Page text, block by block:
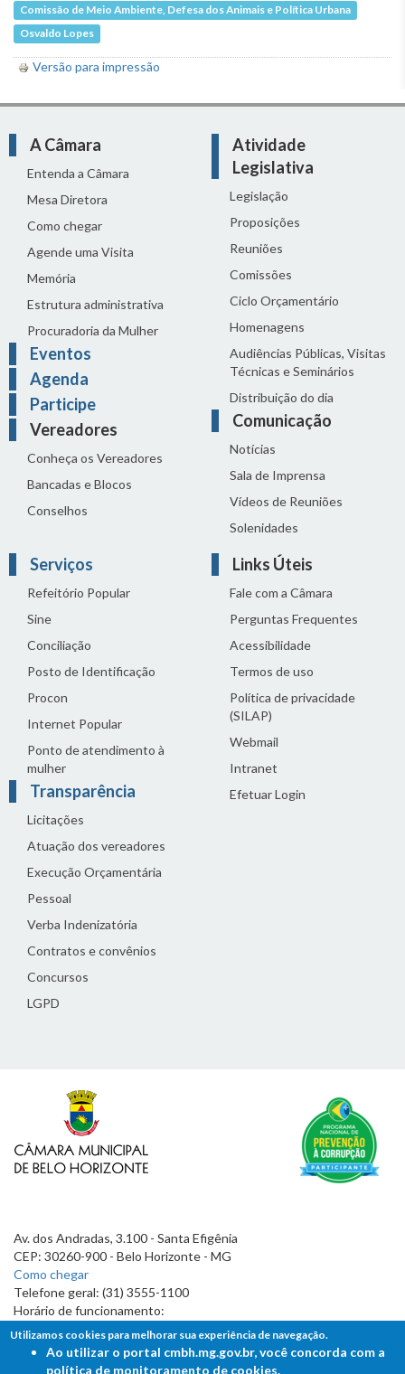
Comissão de Meio Ambiente, Defesa dos Animais e Política Urbana
Osvaldo Lopes
Versão para impressão
A Câmara
Entenda a Câmara
Mesa Diretora
Como chegar
Agende uma Visita
Memória
Estrutura administrativa
Procuradoria da Mulher
Eventos
Agenda
Participe
Vereadores
Conheça os Vereadores
Bancadas e Blocos
Conselhos
Atividade
Legislativa
Legislação
Proposições
Reuniões
Comissões
Ciclo Orçamentário
Homenagens
Audiências Públicas, Visitas
Técnicas e Seminários
Distribuição do dia
Comunicação
Notícias
Sala de Imprensa
Vídeos de Reuniões
Solenidades
Serviços
Refeitório Popular
Sine
Conciliação
Posto de Identificação
Procon
Internet Popular
Ponto de atendimento à
mulher
Transparência
Licitações
Atuação dos vereadores
Execução Orçamentária
Pessoal
Verba Indenizatória
Contratos e convênios
Concursos
LGPD
Links Úteis
Fale com a Câmara
Perguntas Frequentes
Acessibilidade
Termos de uso
Política de privacidade
(SILAP)
Webmail
Intranet
Efetuar Login
Av. dos Andradas, 3.100 - Santa Efigênia
CEP: 30260-900 - Belo Horizonte - MG
Como chegar
Telefone geral: (31) 3555-1100
Horário de funcionamento:
7h às 19h
Utilizamos cookies para melhorar sua experiência de navegação.
Ao utilizar o portal cmbh.mg.gov.br, você concorda com a
política de monitoramento de cookies.